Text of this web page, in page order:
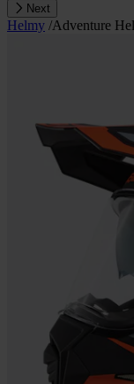
Next
Helmy /Adventure